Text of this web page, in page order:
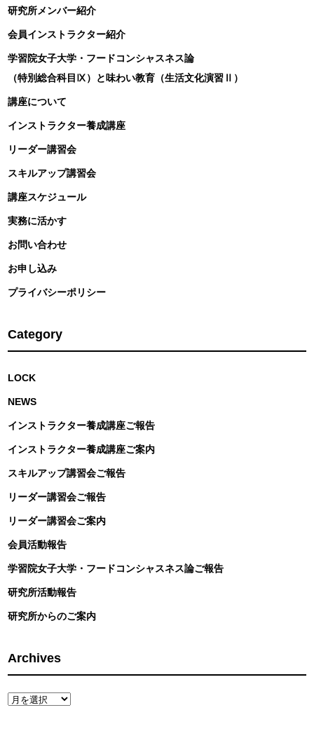
研究所メンバー紹介
会員インストラクター紹介
学習院女子大学・フードコンシャスネス論
（特別総合科目Ⅸ）と味わい教育（生活文化演習Ⅱ）
講座について
インストラクター養成講座
リーダー講習会
スキルアップ講習会
講座スケジュール
実務に活かす
お問い合わせ
お申し込み
プライバシーポリシー
Category
LOCK
NEWS
インストラクター養成講座ご報告
インストラクター養成講座ご案内
スキルアップ講習会ご報告
リーダー講習会ご報告
リーダー講習会ご案内
会員活動報告
学習院女子大学・フードコンシャスネス論ご報告
研究所活動報告
研究所からのご案内
Archives
Archives